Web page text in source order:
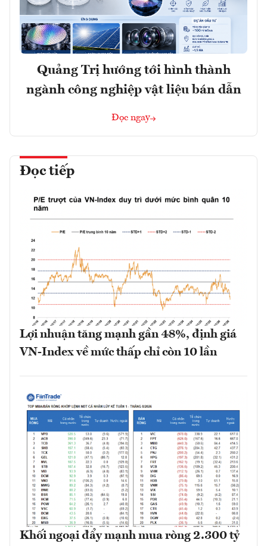
Quảng Trị hướng tới hình thành
ngành công nghiệp vật liệu bán dẫn
Đọc ngay
Đọc tiếp
Lợi nhuận tăng mạnh gần 48%, định giá
VN-Index về mức thấp chỉ còn 10 lần
Khối ngoại đẩy mạnh mua ròng 2.300 tỷ